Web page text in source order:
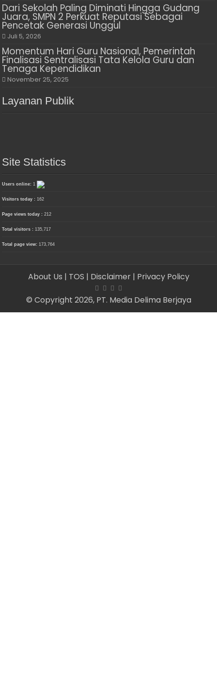
Dari Sekolah Paling Diminati Hingga Gudang
Juara, SMPN 2 Perkuat Reputasi Sebagai
Pencetak Generasi Unggul
Juli 5, 2026
Momentum Hari Guru Nasional, Pemerintah
Finalisasi Sentralisasi Tata Kelola Guru dan
Tenaga Kependidikan
November 25, 2025
Layanan Publik
Site Statistics
Users online:1
Visitors today :162
Page views today :212
Total visitors :135,717
Total page view:173,764
About Us | TOS | Disclaimer | Privacy Policy
© Copyright 2026, PT. Media Delima Berjaya